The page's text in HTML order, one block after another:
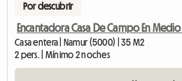
Por descubrir
Casa entera | Namur (5000) | 35 M2
2 pers. | Mínimo 2 noches